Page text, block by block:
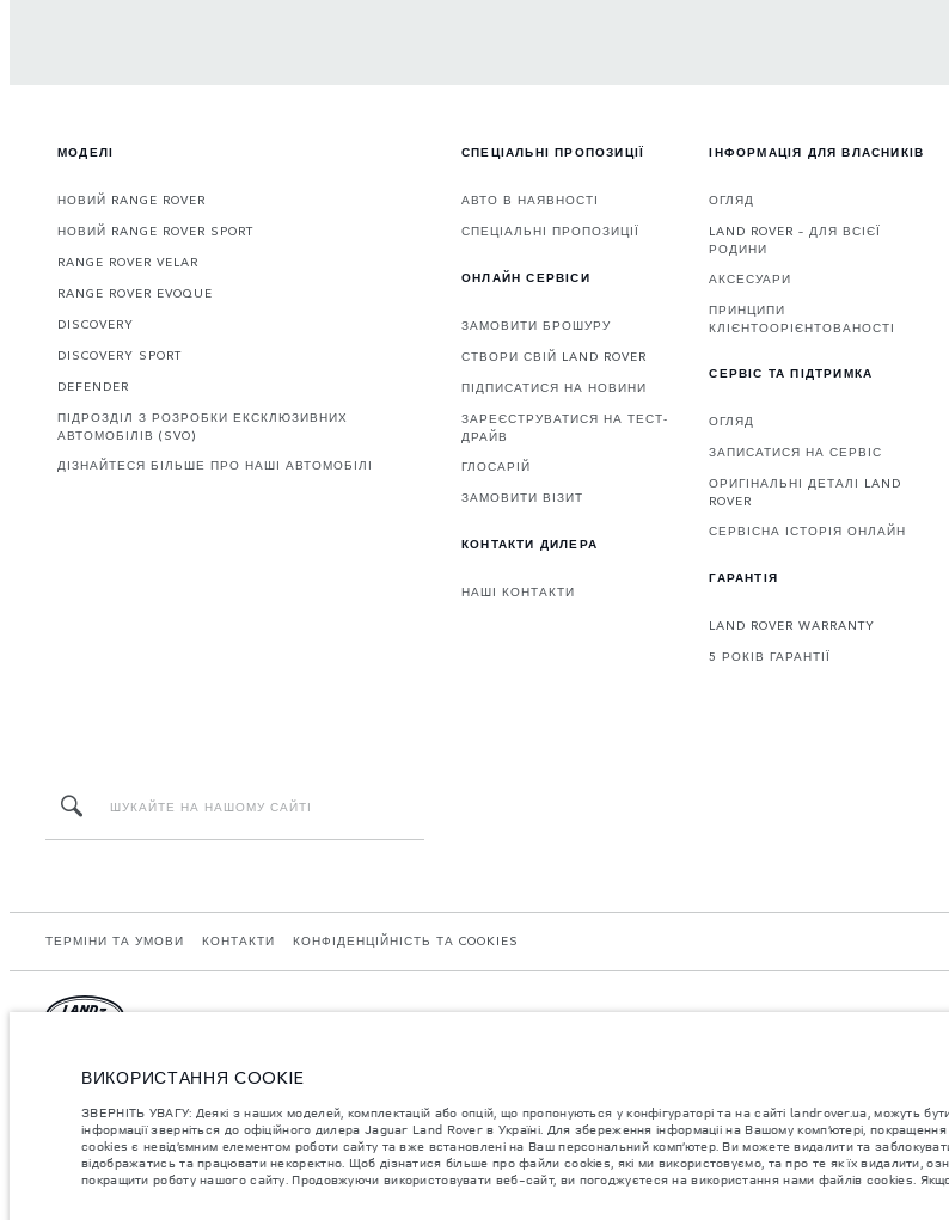
МОДЕЛІ
НОВИЙ RANGE ROVER
НОВИЙ RANGE ROVER SPORT
RANGE ROVER VELAR
RANGE ROVER EVOQUE
DISCOVERY
DISCOVERY SPORT
DEFENDER
ПІДРОЗДІЛ З РОЗРОБКИ ЕКСКЛЮЗИВНИХ
АВТОМОБІЛІВ (SVO)
ДІЗНАЙТЕСЯ БІЛЬШЕ ПРО НАШІ АВТОМОБІЛІ
СПЕЦІАЛЬНІ ПРОПОЗИЦІЇ
АВТО В НАЯВНОСТІ
СПЕЦІАЛЬНІ ПРОПОЗИЦІЇ
ОНЛАЙН СЕРВІСИ
ЗАМОВИТИ БРОШУРУ
СТВОРИ СВІЙ LAND ROVER
ПІДПИСАТИСЯ НА НОВИНИ
ЗАРЕЄСТРУВАТИСЯ НА ТЕСТ-
ДРАЙВ
ГЛОСАРІЙ
ЗАМОВИТИ ВІЗИТ
КОНТАКТИ ДИЛЕРА
НАШІ КОНТАКТИ
ІНФОРМАЦІЯ ДЛЯ ВЛАСНИКІВ
ОГЛЯД
LAND ROVER – ДЛЯ ВСІЄЇ
РОДИНИ
АКСЕСУАРИ
ПРИНЦИПИ
КЛІЄНТООРІЄНТОВАНОСТІ
СЕРВІС ТА ПІДТРИМКА
ОГЛЯД
ЗАПИСАТИСЯ НА СЕРВІС
ОРИГІНАЛЬНІ ДЕТАЛІ LAND
ROVER
СЕРВІСНА ІСТОРІЯ ОНЛАЙН
ГАРАНТІЯ
LAND ROVER WARRANTY
5 РОКІВ ГАРАНТІЇ
ТЕРМІНИ ТА УМОВИ КОНТАКТИ КОНФІДЕНЦІЙНІСТЬ ТА COOKIES
Jaguar Land Rover Limited: Registered office: Abbey Road, Whitley, Coventry CV3 4LF. Registered in England No: 1672070
інформації зверніться до офіційного дилера Jaguar Land Rover в Україні.
Важливе зауваження щодо зображень та специфікацій.Глобальний дефіцит напівпровідників наразі впливає на специфікації збірки,
зображення, які зараз використовуються на вебсайті, можуть не повністю відображати поточні специфікації, опції, варіанти оздоблення
інформації.
ВИКОРИСТАННЯ COOKIE
ЗВЕРНІТЬ УВАГУ: Деякі з наших моделей, комплектацій або опцій, що пропонуються у конфігураторі та на сайті landrover.ua, можуть
інформації зверніться до офіційного дилера Jaguar Land Rover в Україні. Для збереження інформаціі на Вашому комп’ютері,
cookies є невід’ємним елементом роботи сайту та вже встановлені на Ваш персональний комп’ютер. Ви можете видалити та
відображатись та працювати некоректно. Щоб дізнатися більше про файли cookies, які ми використовуємо, та про те як їх видалити,
покращити роботу нашого сайту. Продовжуючи використовувати веб-сайт, ви погоджуєтеся на використання нами файлів cookies.